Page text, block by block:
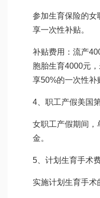
参加生育保险的女
享一次性补贴。
补贴费用：流产
胞胎生育4000元
享50%的一次性补
4、职工产假美国
女职工产假期间，
金。
5、计划生育手术
实施计划生育手术